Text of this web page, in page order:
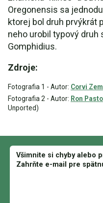
Oregonensis sa
ktorej bol druh prvýkrát
neho urobil typový
Gomphidius.
Zdroje:
Fotografia 1 - Autor: Corvi
Fotografia 2 - Autor: Ron
Unported)